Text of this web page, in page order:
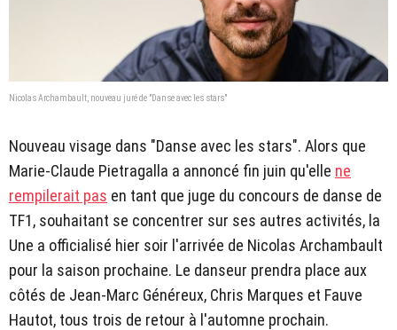
Nicolas Archambault, nouveau juré de "Danse avec les stars"
Nouveau visage dans "Danse avec les stars". Alors que
Marie-Claude Pietragalla a annoncé fin juin qu'elle ne
rempilerait pas en tant que juge du concours de danse de
TF1, souhaitant se concentrer sur ses autres activités, la
Une a officialisé hier soir l'arrivée de Nicolas Archambault
pour la saison prochaine. Le danseur prendra place aux
côtés de Jean-Marc Généreux, Chris Marques et Fauve
Hautot, tous trois de retour à l'automne prochain.